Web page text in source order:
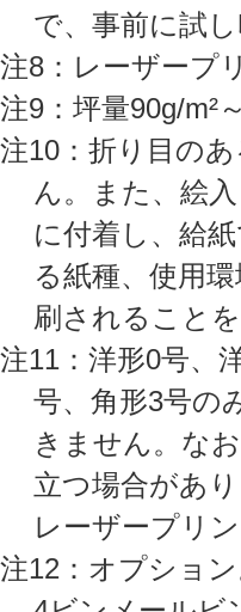
で、事前に試
注8：レーザープ
注9：坪量90g/m²
注10：折り目の
ん。また、絵
に付着し、給
る紙種、使用
刷されること
注11：洋形0号、
号、角形3号の
きません。な
立つ場合があ
レーザープリ
注12：オプショ